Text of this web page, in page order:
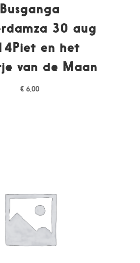
Busganga
30 aug
en het
van de Maan
€ 6,00